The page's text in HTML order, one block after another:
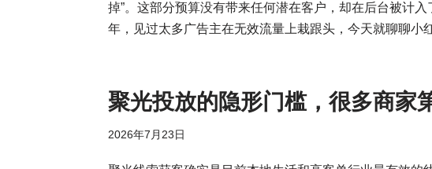
掉”。这部分预算没有带来任何潜在客户，却在后台被计
年，见过太多广告主在无效流量上栽跟头，今天就聊聊
聚光投放的隐形门槛，很多商家
2026年7月23日